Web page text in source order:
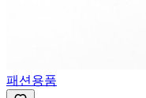
패션용품